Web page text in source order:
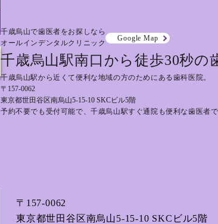
千歳烏山で歯医者をお探しなら
オールインデンタルクリニック
Google Map
千歳烏山駅南口から徒歩30秒の
千歳烏山駅から近くて便利な地域の方のためにある歯科医院。
〒157-0062
東京都世田谷区南烏山5-15-10 SKCビル5階
予約不要でも受付可能で、千歳烏山駅すぐ通院も便利な歯医者で
〒157-0062
東京都世田谷区南烏山5-15-10 SKCビル5階